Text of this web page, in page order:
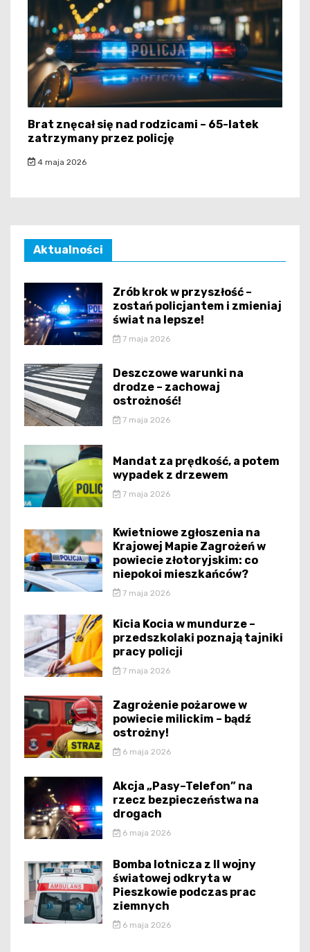
Brat znęcał się nad rodzicami – 65-latek
zatrzymany przez policję
4 maja 2026
Aktualności
Zrób krok w przyszłość –
zostań policjantem i zmieniaj
świat na lepsze!
7 maja 2026
Deszczowe warunki na
drodze – zachowaj
ostrożność!
7 maja 2026
Mandat za prędkość, a potem
wypadek z drzewem
7 maja 2026
Kwietniowe zgłoszenia na
Krajowej Mapie Zagrożeń w
powiecie złotoryjskim: co
niepokoi mieszkańców?
7 maja 2026
Kicia Kocia w mundurze –
przedszkolaki poznają tajniki
pracy policji
7 maja 2026
Zagrożenie pożarowe w
powiecie milickim – bądź
ostrożny!
6 maja 2026
Akcja „Pasy–Telefon” na
rzecz bezpieczeństwa na
drogach
6 maja 2026
Bomba lotnicza z II wojny
światowej odkryta w
Pieszkowie podczas prac
ziemnych
6 maja 2026